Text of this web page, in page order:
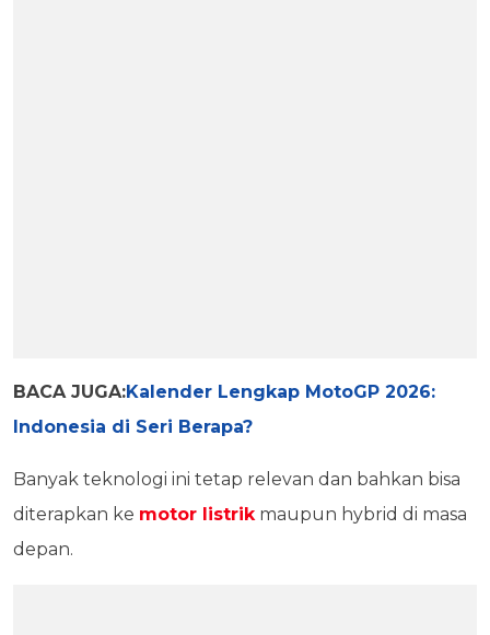
BACA JUGA:Kalender Lengkap MotoGP 2026:
Indonesia di Seri Berapa?
Banyak teknologi ini tetap relevan dan bahkan bisa
diterapkan ke motor listrik maupun hybrid di masa
depan.